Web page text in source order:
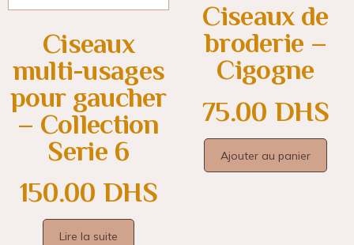
Ciseaux
multi-usages
pour gaucher
– Collection
Serie 6
150.00 DHS
Lire la suite
Ciseaux de
broderie –
Cigogne
75.00 DHS
Ajouter au panier